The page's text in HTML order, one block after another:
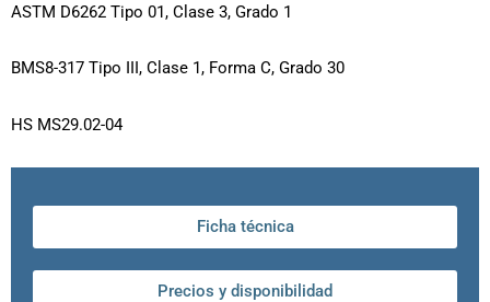
ASTM D6262 Tipo 01, Clase 3, Grado 1
BMS8-317 Tipo III, Clase 1, Forma C, Grado 30
HS MS29.02-04
Ficha técnica
Precios y disponibilidad